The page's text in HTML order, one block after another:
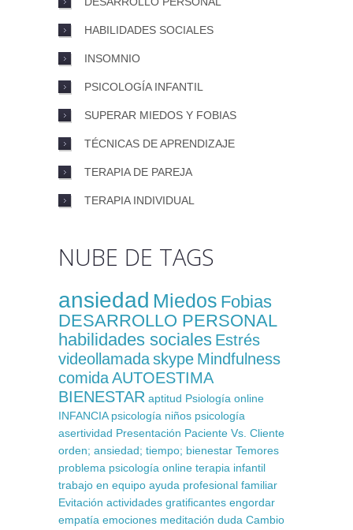
HABILIDADES SOCIALES
INSOMNIO
PSICOLOGÍA INFANTIL
SUPERAR MIEDOS Y FOBIAS
TÉCNICAS DE APRENDIZAJE
TERAPIA DE PAREJA
TERAPIA INDIVIDUAL
NUBE DE TAGS
ansiedad Miedos Fobias
DESARROLLO PERSONAL
habilidades sociales Estrés
videollamadaskype Mindfulness
comidaAUTOESTIMA
BIENESTAR aptitud Psiología online
INFANCIA psicología niños psicología
asertividad Presentación Paciente Vs. Cliente
orden; ansiedad; tiempo; bienestar Temores
problema psicología online terapia infantil
trabajo en equipo ayuda profesional familiar
Evitación actividades gratificantes engordar
empatía emociones meditación duda Cambio